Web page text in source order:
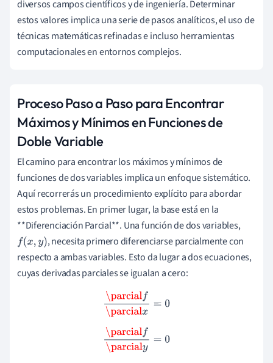
diversos campos científicos y de ingeniería. Determinar
estos valores implica una serie de pasos analíticos, el uso de
técnicas matemáticas refinadas e incluso herramientas
computacionales en entornos complejos.
Proceso Paso a Paso para Encontrar
Máximos y Mínimos en Funciones de
Doble Variable
El camino para encontrar los máximos y mínimos de
funciones de dos variables implica un enfoque sistemático.
Aquí recorrerás un procedimiento explícito para abordar
estos problemas. En primer lugar, la base está en la
**Diferenciación Parcial**. Una función de dos variables,
f(x,y)
, necesita primero diferenciarse parcialmente con
respecto a ambas variables. Esto da lugar a dos ecuaciones,
cuyas derivadas parciales se igualan a cero:
\parcialf\parcial x=
\parcialf\parcial y=